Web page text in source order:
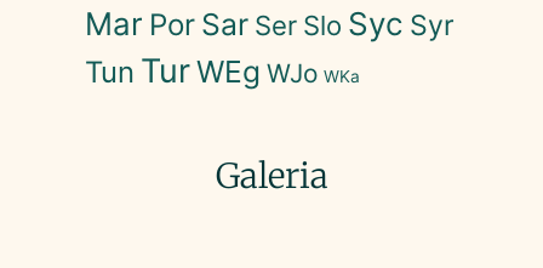
Mar Por Sar Ser Slo Syc Syr
Tun TurWEg WJo WKa
Galeria